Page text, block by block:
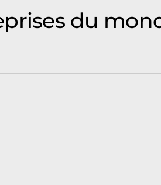
du